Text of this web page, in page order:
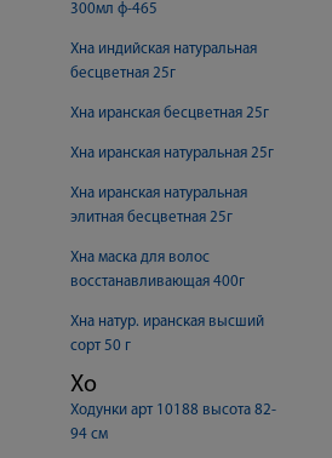
300мл ф-465
Хна индийская натуральная
бесцветная 25г
Хна иранская бесцветная 25г
Хна иранская натуральная 25г
Хна иранская натуральная
элитная бесцветная 25г
Хна маска для волос
восстанавливающая 400г
Хна натур. иранская высший
сорт 50 г
Хо
Ходунки арт 10188 высота 82-
94 см